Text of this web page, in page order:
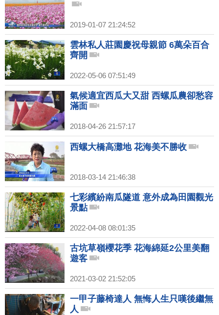
2019-01-07 21:24:52
雲林私人莊園慶祝母親節 6萬朵百合
齊開
2022-05-06 07:51:49
氣候適宜西瓜大又甜 西螺瓜農卻愁容
滿面
2018-04-26 21:57:17
西螺大橋高灘地 花海美不勝收
2018-03-14 21:46:38
七彩繽紛南瓜隧道 意外成為田園觀光
景點
2022-04-08 08:01:35
古坑草嶺櫻花季 花海綿延2公里美翻
遊客
2021-03-02 21:52:05
一甲子藤椅達人 無悔人生只嘆後繼無
人